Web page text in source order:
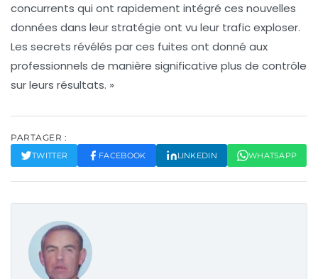
concurrents qui ont rapidement intégré ces nouvelles
données dans leur stratégie ont vu leur trafic exploser.
Les secrets révélés par ces fuites ont donné aux
professionnels de manière significative plus de contrôle
sur leurs résultats. »
PARTAGER :
TWITTER FACEBOOK LINKEDIN WHATSAPP